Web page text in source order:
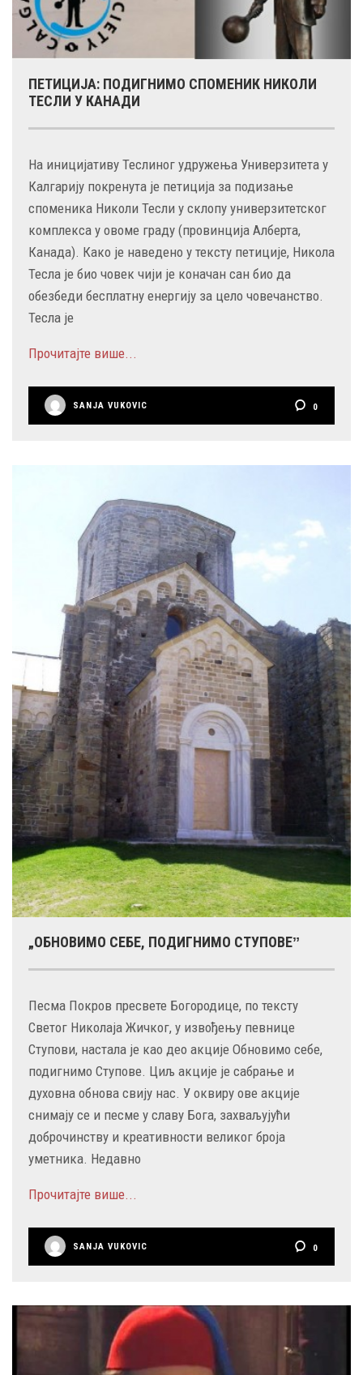
ПЕТИЦИЈА: ПОДИГНИМО СПОМЕНИК НИКОЛИ
ТЕСЛИ У КАНАДИ
На иницијативу Теслиног удружења Универзитета у
Калгарију покренута је петиција за подизање
споменика Николи Тесли у склопу универзитетског
комплекса у овоме граду (провинција Алберта,
Канада). Како је наведено у тексту петиције, Никола
Тесла је био човек чији је коначан сан био да
обезбеди бесплатну енергију за цело човечанство.
Тесла је
Прочитајте више...
SANJA VUKOVIC 0
„ОБНОВИМО СЕБЕ, ПОДИГНИМО СТУПОВЕˮ
Песма Покров пресвете Богородице, по тексту
Светог Николаја Жичког, у извођењу певнице
Ступови, настала је као део акције Обновимо себе,
подигнимо Ступове. Циљ акције је сабрање и
духовна обнова свију нас. У оквиру ове акције
снимају се и песме у славу Бога, захваљујући
доброчинству и креативности великог броја
уметника. Недавно
Прочитајте више...
SANJA VUKOVIC 0